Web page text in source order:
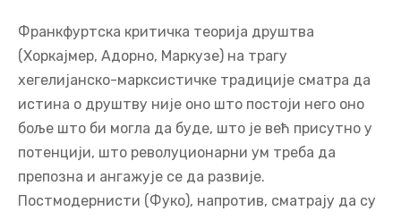
изгледа, а не какав је стварно. „Стварност по себи
и стварност за нас!“
Франкфуртска критичка теорија друштва
(Хоркајмер, Адорно, Маркузе) на трагу
хегелијанско-марксистичке традиције сматра да
истина о друштву није оно што постоји него оно
боље што би могла да буде, што је већ присутно у